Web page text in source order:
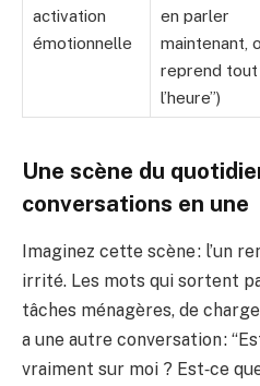
activation
émotionnelle
en parler
maintenant,
reprend tout
l’heure”)
Une scène du
conversations en une
Imaginez cette scène : l’un
irrité. Les mots qui sortent
tâches ménagères, de
a une autre conversation :
vraiment sur moi ? Est‑ce